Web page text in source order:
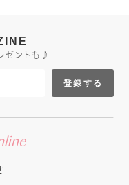
ゼントも♪
登録する